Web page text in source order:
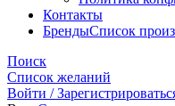
Контакты
БрендыСписок
Поиск
Список желаний
Войти /